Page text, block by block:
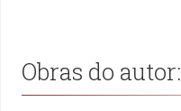
Obras do autor: